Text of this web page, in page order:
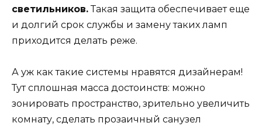
светильников.Такая защита обеспечивает еще
и долгий срок службы и замену таких ламп
приходится делать реже.
А уж как такие системы нравятся дизайнерам!
Тут сплошная масса достоинств: можно
зонировать пространство, зрительно увеличить
комнату, сделать прозаичный санузел